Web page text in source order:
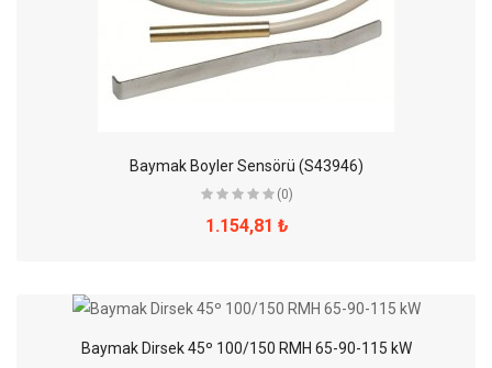
Baymak Boyler Sensörü (S43946)
(0)
1.154,81 ₺
Baymak Dirsek 45º 100/150 RMH 65-90-115 kW